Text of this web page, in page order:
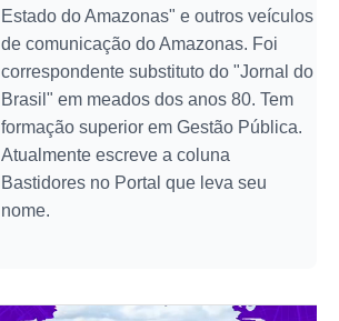
Estado do Amazonas" e outros veículos
de comunicação do Amazonas. Foi
correspondente substituto do "Jornal do
Brasil" em meados dos anos 80. Tem
formação superior em Gestão Pública.
Atualmente escreve a coluna
Bastidores no Portal que leva seu
nome.